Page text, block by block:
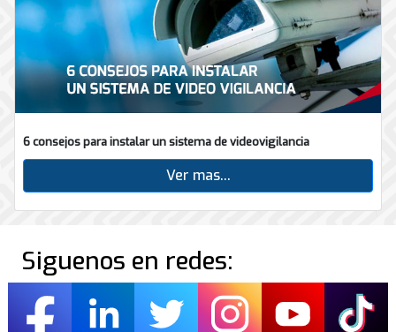
6 consejos para instalar un sistema de videovigilancia
Ver mas...
Siguenos en redes: